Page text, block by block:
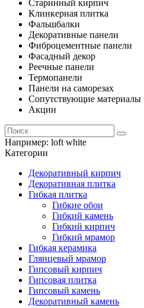
Старинный кирпич
Клинкерная плитка
Фальшбалки
Декоративные панели
Фиброцементные панели
Фасадный декор
Реечные панели
Термопанели
Панели на саморезах
Сопутствующие материалы
Акции
Например: loft white
Категории
Декоративный кирпич
Декоративная плитка
Гибкая плитка
Гибкие обои
Гибкий камень
Гибкий кирпич
Гибкий мрамор
Гибкая керамика
Глянцевый мрамор
Гипсовый кирпич
Гипсовая плитка
Гипсовый камень
Декоративный камень